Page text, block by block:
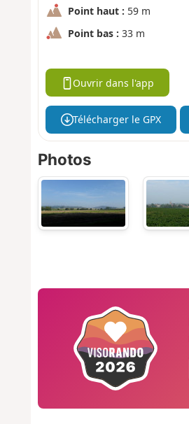
Point haut : 59 m
Point bas : 33 m
Ouvrir dans l'app
Télécharger le GPX
Photos